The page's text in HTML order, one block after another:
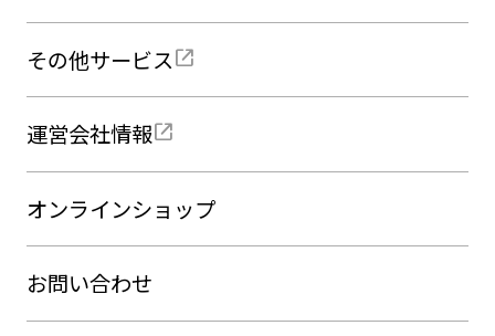
その他サービス
運営会社情報
オンラインショップ
お問い合わせ